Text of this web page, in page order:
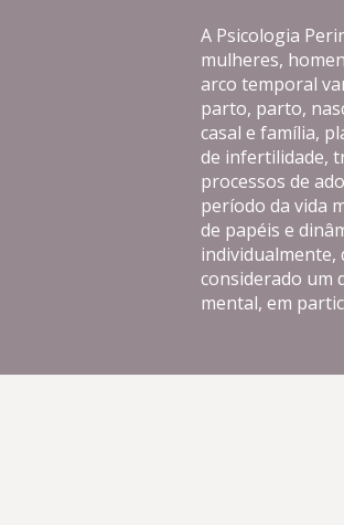
A Psicologia
mulheres,
arco temporal
parto, parto,
casal e família,
de infertilidade,
processos de
período da vida
de papéis e
individualmente,
considerado um
mental, em